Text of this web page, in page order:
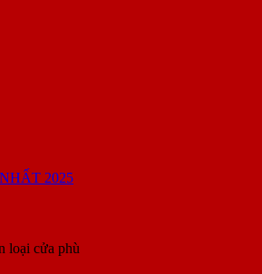
loại cửa phù